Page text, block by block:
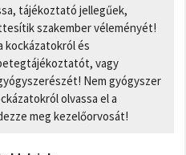
tájékoztató jellegűek,
szakember véleményét!
kockázatokról és
vagy
Nem gyógyszer
olvassa el a
meg kezelőorvosát!